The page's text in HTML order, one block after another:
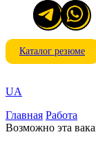
Каталог резюме
UA
Главная Работа
Возможно эта